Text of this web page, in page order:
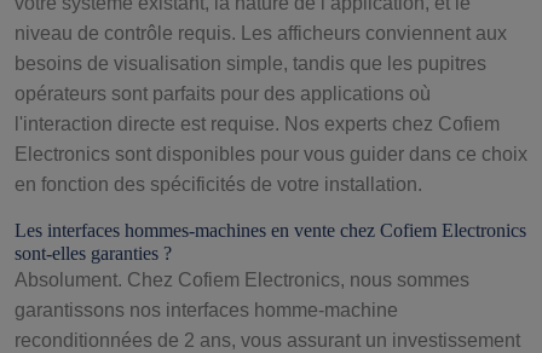
niveau de contrôle requis. Les afficheurs conviennent aux
besoins de visualisation simple, tandis que les pupitres
opérateurs sont parfaits pour des applications où
l'interaction directe est requise. Nos experts chez Cofiem
Electronics sont disponibles pour vous guider dans ce choix
en fonction des spécificités de votre installation.
Les interfaces hommes-machines en vente chez Cofiem Electronics
sont-elles garanties ?
Absolument. Chez Cofiem Electronics, nous sommes
garantissons nos interfaces homme-machine
reconditionnées de 2 ans, vous assurant un investissement